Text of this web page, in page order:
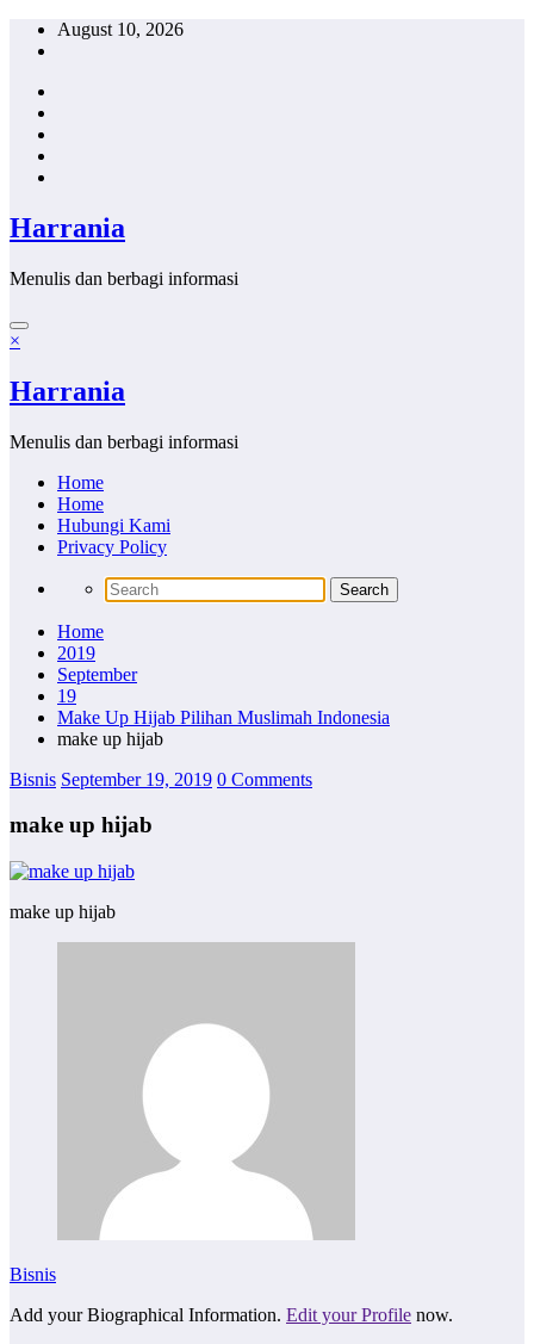
Skip
August 10, 2026
Harrania
Menulis dan berbagi informasi
×
Harrania
Menulis dan berbagi informasi
Home
Home
Hubungi Kami
Privacy Policy
Home
2019
September
19
Make Up Hijab Pilihan Muslimah Indonesia
make up hijab
Bisnis September 19, 2019 0 Comments
make up hijab
make up hijab
Bisnis
Add your Biographical Information. Edit your Profile now.